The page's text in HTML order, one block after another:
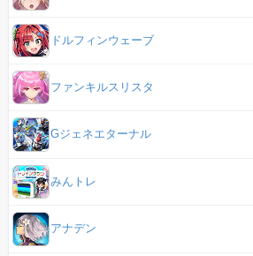
ドルフィンウェーブ
ファンキルスリスタ
Gジェネエターナル
みんトレ
アナデン